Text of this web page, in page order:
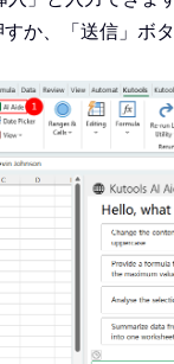
か、「送信」ボ